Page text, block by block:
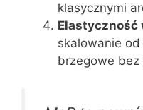
klasycznymi
Elastyczność
skalowanie
brzegowe bez